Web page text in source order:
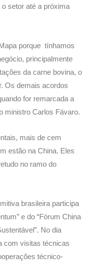
setor até a próxima
porque tínhamos
principalmente
da carne bovina, o
Os demais acordos
for remarcada a
ministro Carlos Fávaro.
mais de cem
estão na China. Eles
no ramo do
brasileira participa
e do “Fórum China
No dia
com visitas técnicas
técnico-